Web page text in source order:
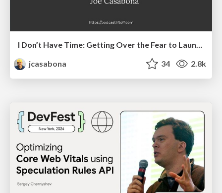
I Don’t Have Time: Getting Over the Fear to Launch Your Podcast
jcasabona
34 2.8k